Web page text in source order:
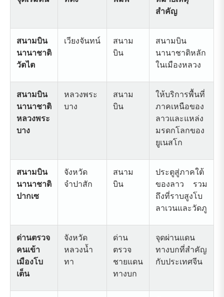
สำคัญ
สนามบิน
นานาชาติ
วัตไต
เวียงจันทน์
สนาม
บิน
สนามบิน
นานาชาติหลัก
ในเมืองหลวง
สนามบิน
นานาชาติ
หลวงพระ
บาง
หลวงพระ
บาง
สนาม
บิน
ให้บริการพื้นที่
ภาคเหนือของ
ลาวและแหล่ง
มรดกโลกของ
ยูเนสโก
สนามบิน
นานาชาติ
ปากเซ
จังหวัด
จำปาสัก
สนาม
บิน
ประตูสู่ภาคใต้
ของลาว รวม
ถึงที่ราบสูงโบ
ลาเวนและวัดภู
ด่านตรวจ
คนเข้า
เมืองโบ
เต็น
จังหวัด
หลวงน้ำ
ทา
ด่าน
ตรวจ
ชายแดน
ทางบก
จุดผ่านแดน
ทางบกที่สำคัญ
กับประเทศจีน